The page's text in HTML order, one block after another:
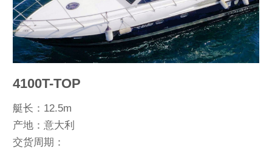
4100T-TOP
艇长：12.5m
产地：意大利
交货周期：